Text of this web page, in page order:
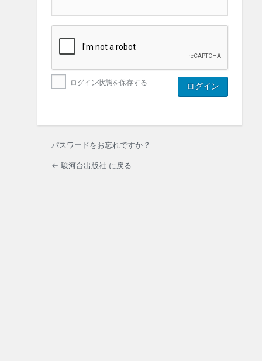
ログイン状態を保存する
パスワードをお忘れですか ?
← 駿河台出版社 に戻る